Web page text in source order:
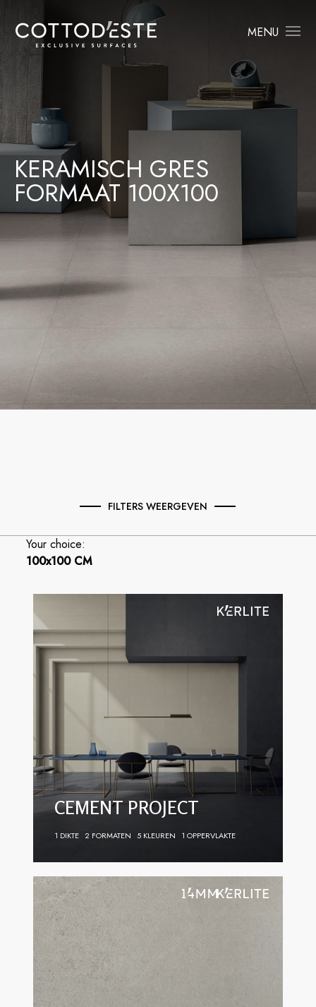
MENU
KERAMISCH GRES
FORMAAT 100X100
FILTERS WEERGEVEN
Your choice:
100x100 CM
CEMENT PROJECT
1 DIKTE 2 FORMATEN 5 KLEUREN 1 OPPERVLAKTE